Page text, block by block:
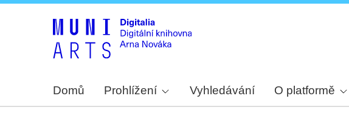
Domů Prohlížení Vyhledávání O platformě